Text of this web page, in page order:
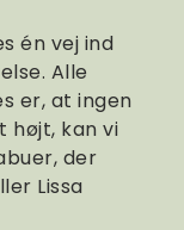
én vej ind
Alle
er, at ingen
højt, kan vi
der
Lissa